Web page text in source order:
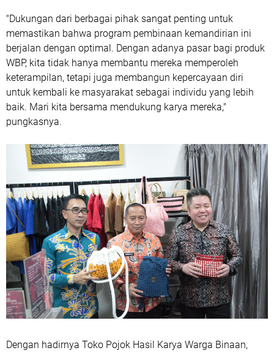
"Dukungan dari berbagai pihak sangat penting untuk
memastikan bahwa program pembinaan kemandirian ini
berjalan dengan optimal. Dengan adanya pasar bagi produk
WBP, kita tidak hanya membantu mereka memperoleh
keterampilan, tetapi juga membangun kepercayaan diri
untuk kembali ke masyarakat sebagai individu yang lebih
baik. Mari kita bersama mendukung karya mereka,"
pungkasnya.
Dengan hadirnya Toko Pojok Hasil Karya Warga Binaan,